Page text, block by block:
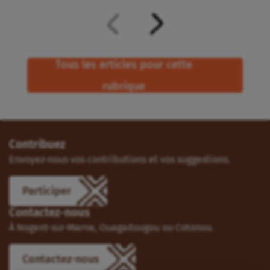
Tous les articles pour cette
rubrique
Contribuez
Envoyez-nous vos contributions et vos suggestions.
Participer
Contactez-nous
À Nogent-sur-Marne, Ouagadougou ou Cotonou.
Contactez-nous